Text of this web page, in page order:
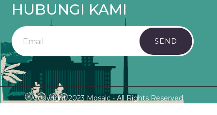
HUBUNGI KAMI
SEND
Copyright 2023 Mosaic - All Rights Reserved.